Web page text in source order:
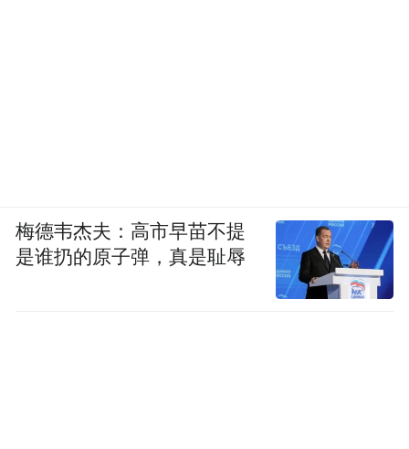
梅德韦杰夫：高市早苗不提
是谁扔的原子弹，真是耻辱